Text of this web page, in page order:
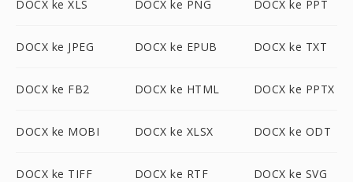
DOCX ke XLS DOCX ke PNG DOCX ke PPT
DOCX ke JPEG DOCX ke EPUB DOCX ke TXT
DOCX ke FB2 DOCX ke HTML DOCX ke PPTX
DOCX ke MOBI DOCX ke XLSX DOCX ke ODT
DOCX ke TIFF DOCX ke RTF DOCX ke SVG